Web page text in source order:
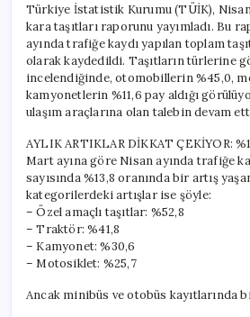
Türkiye İstatistik Kurumu (TÜİK),
kara taşıtları raporunu yayımladı. Bu
ayında trafiğe kaydı yapılan toplam
olarak kaydedildi. Taşıtların türlerine
incelendiğinde, otomobillerin %45,0,
kamyonetlerin %11,6 pay aldığı
ulaşım araçlarına olan talebin devam
AYLIK ARTIKLAR DİKKAT ÇEKİYOR:
Mart ayına göre Nisan ayında trafiğe
sayısında %13,8 oranında bir artış
kategorilerdeki artışlar ise şöyle:
– Özel amaçlı taşıtlar: %52,8
– Traktör: %41,8
– Kamyonet: %30,6
– Motosiklet: %25,7
Ancak minibüs ve otobüs kayıtlarında